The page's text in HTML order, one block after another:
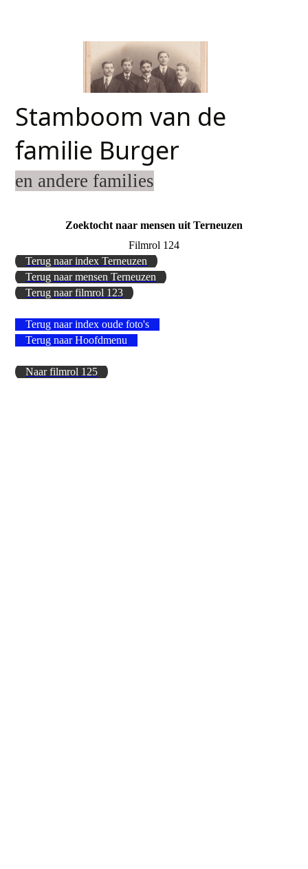
Stamboom van de
familie Burger
en andere families
Zoektocht naar mensen uit Terneuzen
Filmrol 124
Terug naar index Terneuzen
Terug naar mensen Terneuzen
Terug naar filmrol 123
Terug naar index oude foto's
Terug naar Hoofdmenu
Naar filmrol 125